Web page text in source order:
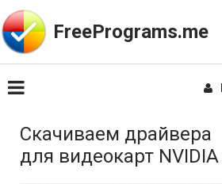
FreePrograms.me
Скачиваем драйвера
для видеокарт NVIDIA